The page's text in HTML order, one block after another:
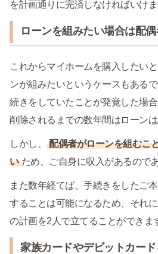
を計画通りに完済しなければいけま
ローンを組みたい場合は配
これからマイホームを購入したい
ンが組みたいというケースもある
続きをしていたことが発覚した場
削除されるまでの数年間はローンは
しかし、
配偶者がローンを組むこ
い ため、ご自身に収入があるので
また数年経てば、手続きをしたご
することは可能になるため、それ
の計画を2人で立てることができま
家族カードやデビットカード